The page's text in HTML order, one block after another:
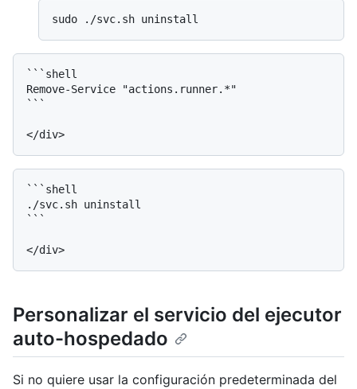
```shell
Remove-Service "actions.runner.*"
```
```shell
./svc.sh uninstall
```
Personalizar el servicio del ejecutor
auto-hospedado
Si no quiere usar la configuración predeterminada del